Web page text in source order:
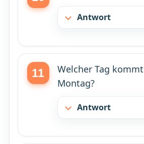
Antwort
Welcher Tag
Montag?
Antwort